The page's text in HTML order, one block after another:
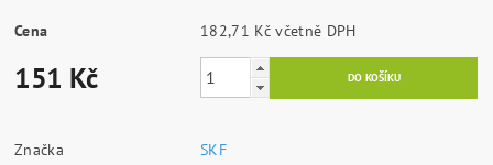
Cena 182,71 Kč včetně DPH
151 Kč
Značka
SKF